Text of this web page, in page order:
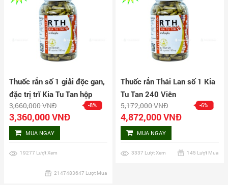
Thuốc rắn số 1 giải độc gan,
đặc trị trĩ Kia Tu Tan hộp
160 viên
3,660,000 VNĐ -8%
3,360,000 VNĐ
MUA NGAY
19277 Lượt Xem
2147483647 Lượt Mua
Thuốc rắn Thái Lan số 1 Kia
Tu Tan 240 Viên
5,172,000 VNĐ -6%
4,872,000 VNĐ
MUA NGAY
3337 Lượt Xem 145 Lượt Mua